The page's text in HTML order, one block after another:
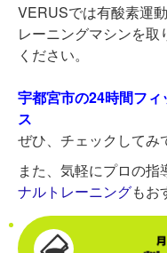
VERUSでは有酸素運
レーニングマシンを
ください。
宇都宮市の24時間フ
ス
ぜひ、チェックしてみ
また、気軽にプロの指
ナルトレーニングもお